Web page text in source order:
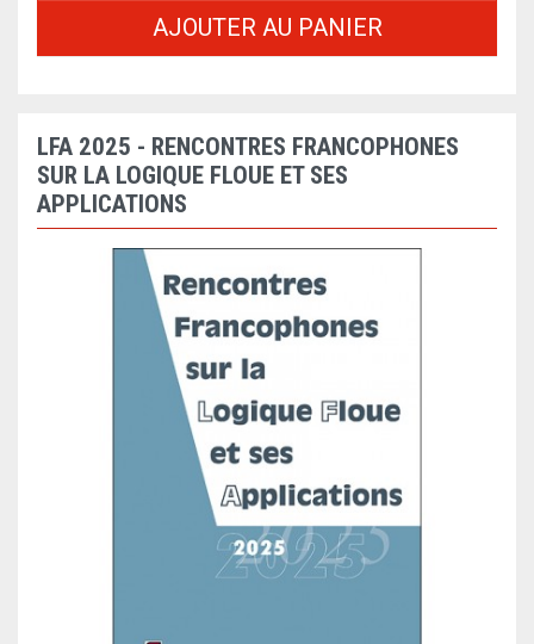
AJOUTER AU PANIER
LFA 2025 - RENCONTRES FRANCOPHONES
SUR LA LOGIQUE FLOUE ET SES
APPLICATIONS